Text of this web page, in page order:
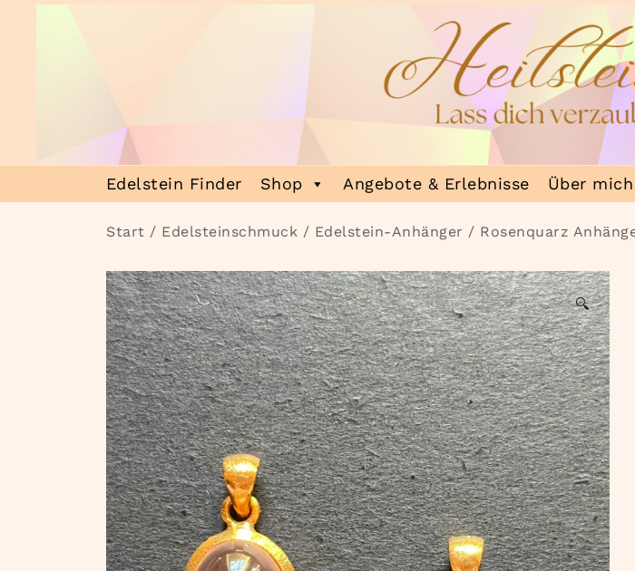
Heilsteinmagie
Lass dich verzaubern
Edelstein Finder Shop Angebote & Erlebnisse Über mich
Start / Edelsteinschmuck / Edelstein-Anhänger / Rosenquarz
🔍